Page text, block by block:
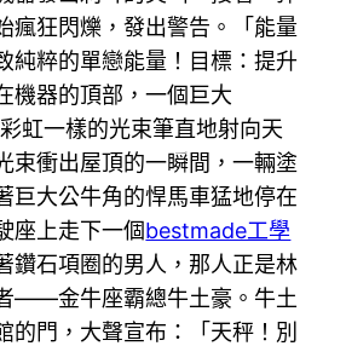
瘋狂閃爍，發出警告。「能量
純粹的單戀能量！目標：提升
機器的頂部，一個巨大
虹一樣的光束筆直地射向天
束衝出屋頂的一瞬間，一輛塗
巨大公牛角的悍馬車猛地停在
座上走下一個bestmade工學
鑽石項圈的男人，那人正是林
——金牛座霸總牛土豪。牛土
的門，大聲宣布：「天秤！別